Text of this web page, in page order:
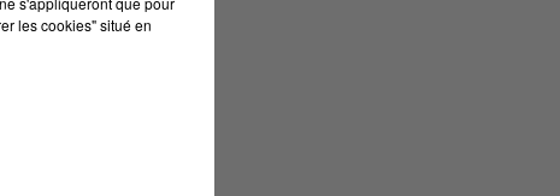
les cookies" situé en